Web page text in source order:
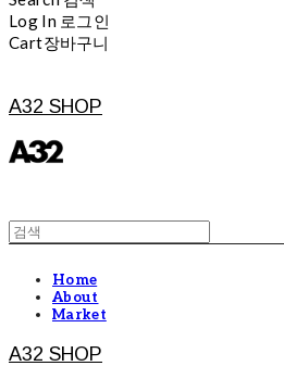
Log In 로그인
Cart장바구니
A32 SHOP
Home
About
Market
A32 SHOP